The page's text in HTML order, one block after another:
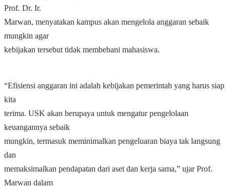
Prof. Dr. Ir.
Marwan, menyatakan kampus akan mengelola anggaran sebaik
mungkin agar
kebijakan tersebut tidak membebani mahasiswa.
“Efisiensi anggaran ini adalah kebijakan pemerintah yang harus siap
kita
terima. USK akan berupaya untuk mengatur pengelolaan
keuangannya sebaik
mungkin, termasuk meminimalkan pengeluaran biaya tak langsung
dan
memaksimalkan pendapatan dari aset dan kerja sama,” ujar Prof.
Marwan dalam